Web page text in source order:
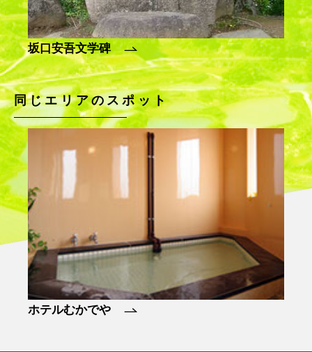
清津峡／Tunnel of Light 奴
同じエリアのスポット
うぶすなの家